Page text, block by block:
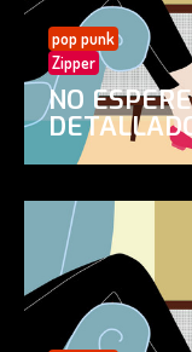
pop punk
Zipper
NO